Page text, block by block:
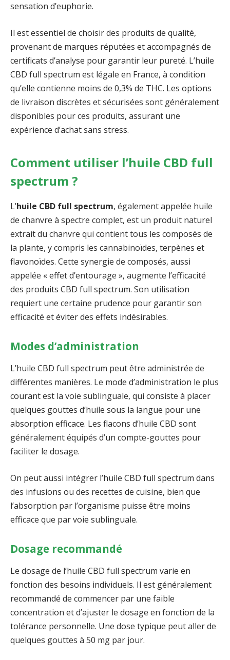
sensation d’euphorie.
Il est essentiel de choisir des produits de qualité,
provenant de marques réputées et accompagnés de
certificats d’analyse pour garantir leur pureté. L’huile
CBD full spectrum est légale en France, à condition
qu’elle contienne moins de 0,3% de THC. Les options
de livraison discrètes et sécurisées sont généralement
disponibles pour ces produits, assurant une
expérience d’achat sans stress.
Comment utiliser l’huile CBD full
spectrum ?
L’huile CBD full spectrum, également appelée huile
de chanvre à spectre complet, est un produit naturel
extrait du chanvre qui contient tous les composés de
la plante, y compris les cannabinoïdes, terpènes et
flavonoïdes. Cette synergie de composés, aussi
appelée « effet d’entourage », augmente l’efficacité
des produits CBD full spectrum. Son utilisation
requiert une certaine prudence pour garantir son
efficacité et éviter des effets indésirables.
Modes d’administration
L’huile CBD full spectrum peut être administrée de
différentes manières. Le mode d’administration le plus
courant est la voie sublinguale, qui consiste à placer
quelques gouttes d’huile sous la langue pour une
absorption efficace. Les flacons d’huile CBD sont
généralement équipés d’un compte-gouttes pour
faciliter le dosage.
On peut aussi intégrer l’huile CBD full spectrum dans
des infusions ou des recettes de cuisine, bien que
l’absorption par l’organisme puisse être moins
efficace que par voie sublinguale.
Dosage recommandé
Le dosage de l’huile CBD full spectrum varie en
fonction des besoins individuels. Il est généralement
recommandé de commencer par une faible
concentration et d’ajuster le dosage en fonction de la
tolérance personnelle. Une dose typique peut aller de
quelques gouttes à 50 mg par jour.